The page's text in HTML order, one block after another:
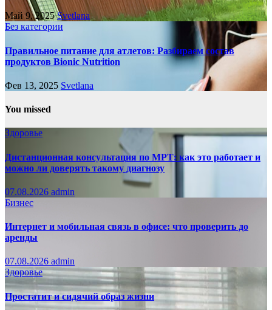
Май 9, 2025Svetlana
Без категории
Правильное питание для атлетов: Разбираем состав
продуктов Bionic Nutrition
Фев 13, 2025 Svetlana
You missed
Здоровье
Дистанционная консультация по МРТ: как это работает и
можно ли доверять такому диагнозу
07.08.2026 admin
Бизнес
Интернет и мобильная связь в офисе: что проверить до
аренды
07.08.2026 admin
Здоровье
Простатит и сидячий образ жизни